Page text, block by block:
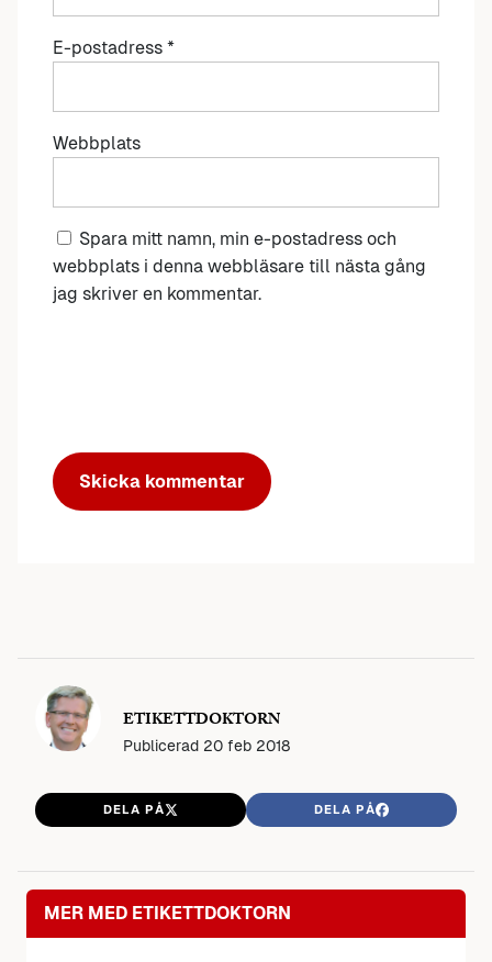
E-postadress *
Webbplats
Spara mitt namn, min e-postadress och
webbplats i denna webbläsare till nästa gång
jag skriver en kommentar.
ETIKETTDOKTORN
Publicerad 20 feb 2018
DELA PÅ DELA PÅ
MER MED ETIKETTDOKTORN